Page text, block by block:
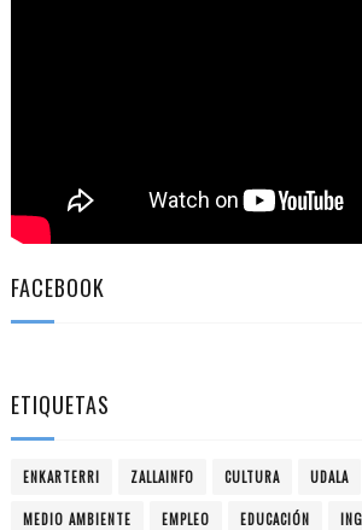
FACEBOOK
ETIQUETAS
ENKARTERRI ZALLAINFO CULTURA UDALA
MEDIO AMBIENTE EMPLEO EDUCACIÓN